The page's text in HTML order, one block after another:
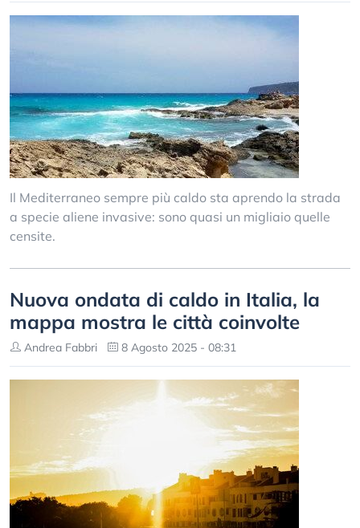
Il Mediterraneo sempre più caldo sta aprendo la strada
a specie aliene invasive: sono quasi un migliaio quelle
censite.
Nuova ondata di caldo in Italia, la
mappa mostra le città coinvolte
Andrea Fabbri 8 Agosto 2025 - 08:31